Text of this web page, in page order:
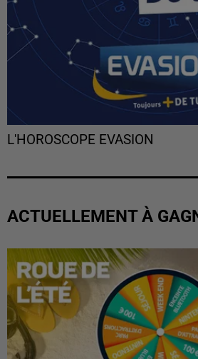
L'HOROSCOPE EVASION
ACTUELLEMENT À